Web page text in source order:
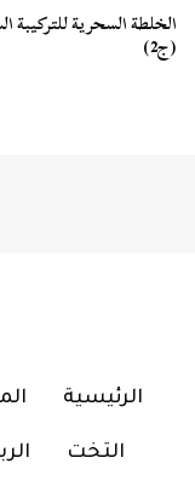
الخلطة السحرية للتركيبة
(ج2)
الرئيسية
التخت